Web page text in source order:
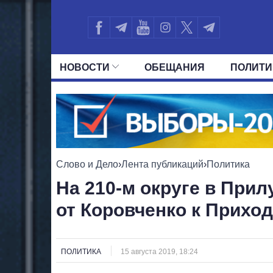
НОВОСТИ ОБЕЩАНИЯ
ВСЕ ПОЛИТИКИ ПРЕЗИДЕНТ И
Слово и Дело›Лента публикаций›Политика
На 210-м округе в
от Коровченко к
ПОЛИТИКА 15 августа 2019, 18:24